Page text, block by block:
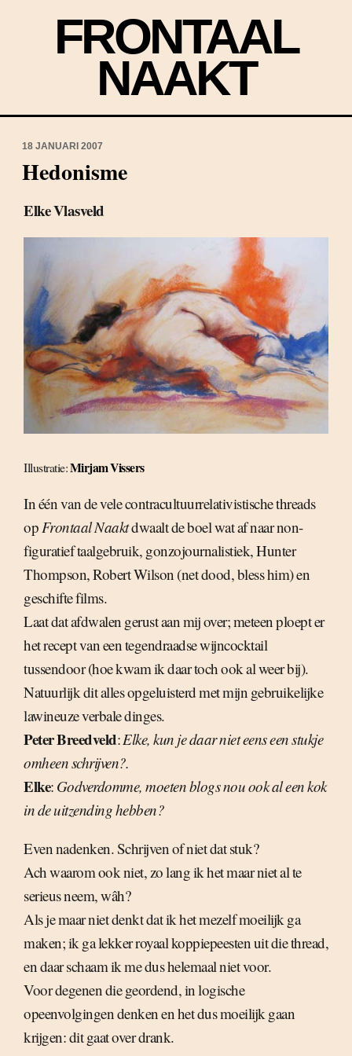
FRONTAAL
NAAKT
18 JANUARI 2007
Hedonisme
Elke Vlasveld
Illustratie:Mirjam Vissers
In één van de vele contracultuurrelativistische threads
opFrontaal Naaktdwaalt de boel wat af naar non-
figuratief taalgebruik, gonzojournalistiek, Hunter
Thompson, Robert Wilson (net dood, bless him) en
geschifte films.
Laat dat afdwalen gerust aan mij over; meteen ploept er
het recept van een tegendraadse wijncocktail
tussendoor (hoe kwam ik daar toch ook al weer bij).
Natuurlijk dit alles opgeluisterd met mijn gebruikelijke
lawineuze verbale dinges.
Peter Breedveld:Elke, kun je daar niet eens een stukje
omheen schrijven?.
Elke: Godverdomme, moeten blogs nou ook al een kok
in de uitzending hebben?
Even nadenken. Schrijven of niet dat stuk?
Ach waarom ook niet, zo lang ik het maar niet al te
serieus neem, wâh?
Als je maar niet denkt dat ik het mezelf moeilijk ga
maken; ik ga lekker royaal koppiepeesten uit die thread,
en daar schaam ik me dus helemaal niet voor.
Voor degenen die geordend, in logische
opeenvolgingen denken en het dus moeilijk gaan
krijgen: dit gaat over drank.